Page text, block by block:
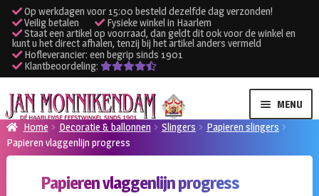
Op werkdagen voor 15:00 besteld dezelfde dag verzonden!
Veilig betalen
Fysieke winkel in Haarlem
Staat een artikel op voorraad, dan geldt dit ook voor de winkel en
kunt u het direct afhalen, tenzij bij het artikel anders vermeld
Hofleverancier: een begrip sinds 1901
Klantbeoordeling:
Ga
door
naar
navigatie
Ga
naar
de
inhoud
MENU
Verhuur kleding
Verhuur apparatuur
Home Decoratie & ballonnen Slingers
Papieren slingers
Papieren vlaggenlijn progress
Papieren vlaggenlijn progress